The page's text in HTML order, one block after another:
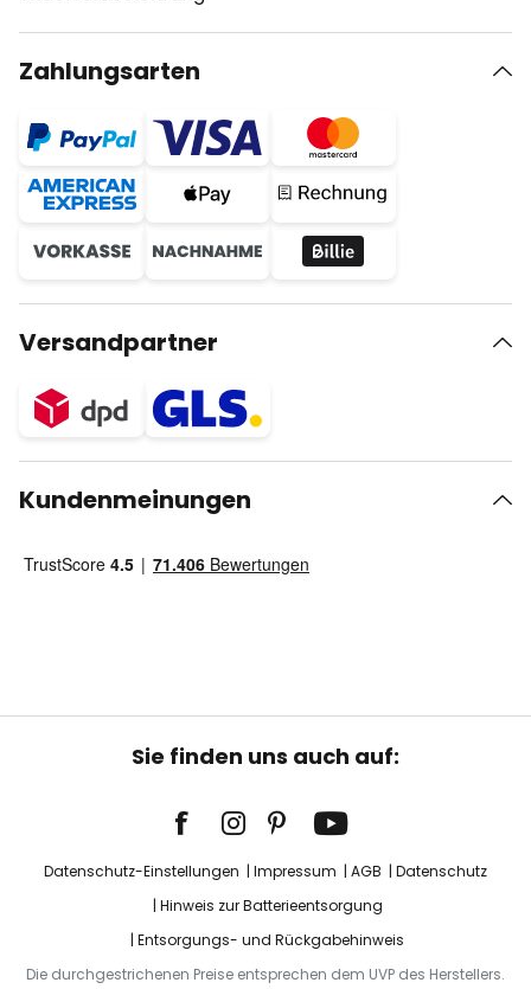
Zahlungsarten
Versandpartner
Kundenmeinungen
Sie finden uns auch auf:
Datenschutz-Einstellungen Impressum AGB
Datenschutz
Hinweis zur Batterieentsorgung
Entsorgungs- und Rückgabehinweis
Die durchgestrichenen Preise entsprechen dem UVP des Herstellers.